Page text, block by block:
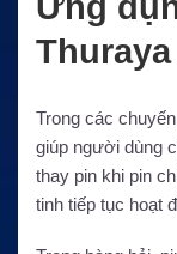
Trong các
giúp người dùng
thay pin khi pin
tinh tiếp tục hoạt